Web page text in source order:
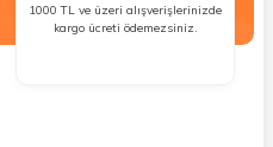
1000 TL ve üzeri alışverişlerinizde
kargo ücreti ödemezsiniz.